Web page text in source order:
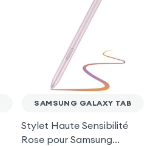
SAMSUNG GALAXY TAB
Stylet Haute Sensibilité
Rose pour Samsung